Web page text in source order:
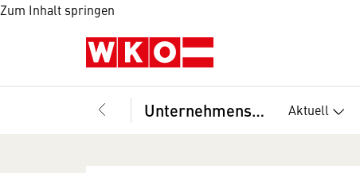
Zum Inhalt springen
Unternehmensberatung Aktuell